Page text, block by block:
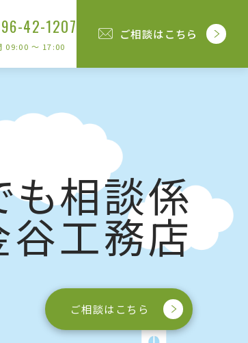
42-1207
09:00 〜 17:00
ご相談はこちら
も相談係
谷工務店
ご相談はこちら